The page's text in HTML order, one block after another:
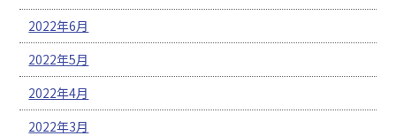
2022年6月
2022年5月
2022年4月
2022年3月